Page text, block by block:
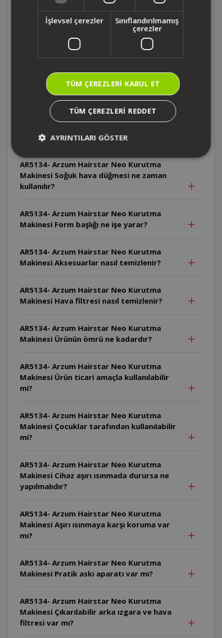
AR5134- Arzum Hairstar Neo Kurutma
Makinesi Cihaz pratik askı halkası ile nasıl
Makinesi Cihazın kablosu nasıl
saklanmalıdır?
AR5134- Arzum Hairstar Neo Kurutma
ısı ayarında kullanılabilir?
AR5134- Arzum Hairstar Neo Kurutma
Makinesi Soğuk hava düğmesi ne zaman
kullanılır?
AR5134- Arzum Hairstar Neo Kurutma
Makinesi Form başlığı ne işe yarar?
AR5134- Arzum Hairstar Neo Kurutma
Makinesi Aksesuarlar nasıl temizlenir?
AR5134- Arzum Hairstar Neo Kurutma
Makinesi Hava filtresi nasıl temizlenir?
AR5134- Arzum Hairstar Neo Kurutma
Makinesi Ürünün ömrü ne kadardır?
AR5134- Arzum Hairstar Neo Kurutma
Makinesi Ürün ticari amaçla kullanılabilir
mi?
AR5134- Arzum Hairstar Neo Kurutma
Makinesi Çocuklar tarafından kullanılabilir
mi?
AR5134- Arzum Hairstar Neo Kurutma
Makinesi Cihaz aşırı ısınmada durursa ne
yapılmalıdır?
AR5134- Arzum Hairstar Neo Kurutma
Makinesi Aşırı ısınmaya karşı koruma var
mı?
AR5134- Arzum Hairstar Neo Kurutma
Makinesi Pratik askı aparatı var mı?
AR5134- Arzum Hairstar Neo Kurutma
Makinesi Çıkarılabilir arka ızgara ve hava
filtresi var mı?
İşlevsel çerezler
Sınıflandırılmamış
çerezler
TÜM ÇEREZLERI KABUL ET
TÜM ÇEREZLERI REDDET
AYRINTILARI GÖSTER